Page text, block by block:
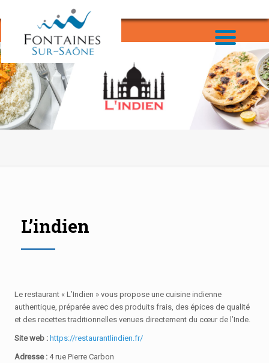
L’indien
Le restaurant « L’Indien » vous propose une cuisine indienne
authentique, préparée avec des produits frais, des épices de qualité
et des recettes traditionnelles venues directement du cœur de l’Inde.
Site web : https://restaurantlindien.fr/
Adresse : 4 rue Pierre Carbon